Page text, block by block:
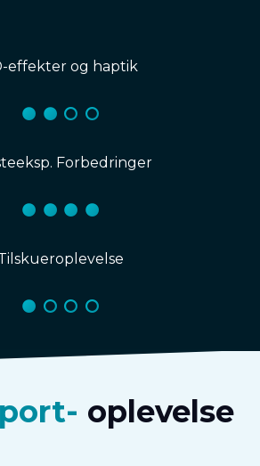
effekter og haptik
Forbedringer
oplevelse